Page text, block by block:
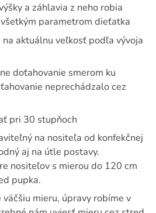
a záhlavia z neho robia
parametrom dieťatka
aktuálnu veľkosť podľa vývoja
doťahovanie smerom ku
neprechádzalo cez
pri 30 stupňoch
na nositeľa od konfekčnej
aj na útle postavy.
nositeľov s mierou do 120 cm
pupka.
mieru, úpravy robíme v